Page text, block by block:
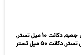
جعبه,دکانت 10 میل تستر
,
,دکانت 50 میل تستر